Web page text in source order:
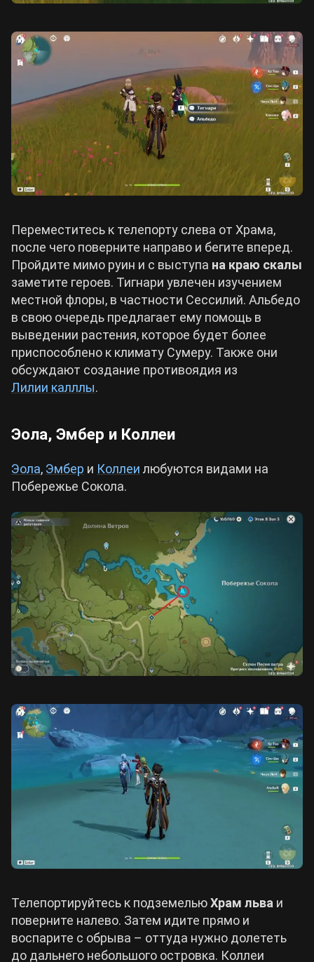
Переместитесь к телепорту слева от Храма,
после чего поверните направо и бегите вперед.
Пройдите мимо руин и с выступа на краю скалы
заметите героев. Тигнари увлечен изучением
местной флоры, в частности Сессилий. Альбедо
в свою очередь предлагает ему помощь в
выведении растения, которое будет более
приспособлено к климату Сумеру. Также они
обсуждают создание противоядия из
Лилии калллы.
Эола, Эмбер и Коллеи
Эола, Эмбер и Коллеи любуются видами на
Побережье Сокола.
Телепортируйтесь к подземельюХрам льва и
поверните налево. Затем идите прямо и
воспарите с обрыва – оттуда нужно долететь
до дальнего небольшого островка. Коллеи